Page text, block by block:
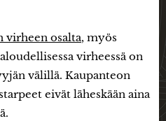
virheen osalta, myös
virheessä on
välillä. Kaupanteon
eivät läheskään aina